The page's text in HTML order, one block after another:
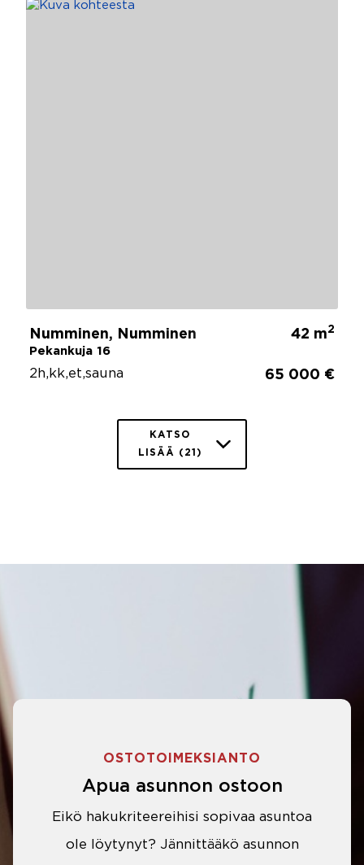
Numminen, Numminen
Pekankuja 16
42 m2
2h,kk,et,sauna 65 000 €
KATSO
LISÄÄ (21)
OSTOTOIMEKSIANTO
Apua asunnon ostoon
Eikö hakukriteereihisi sopivaa asuntoa
ole löytynyt? Jännittääkö asunnon